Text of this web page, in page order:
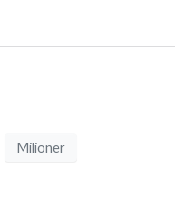
Milioner